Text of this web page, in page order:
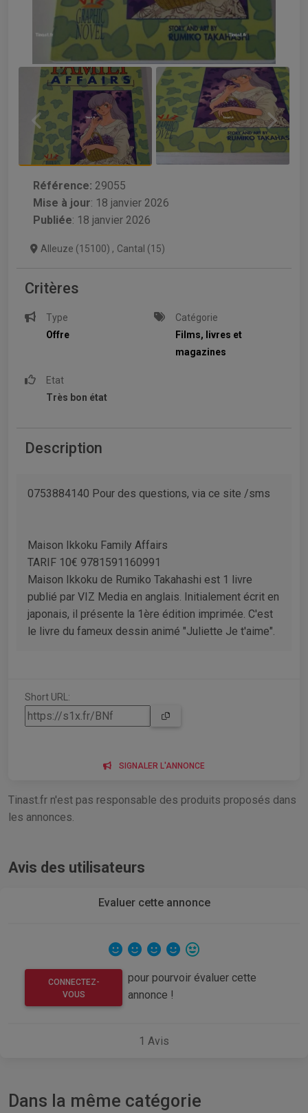
Référence: 29055
Mise à jour: 18 janvier 2026
Publiée: 18 janvier 2026
Alleuze (15100) , Cantal (15)
Critères
Type
Offre
Catégorie
Films, livres et
magazines
Etat
Très bon état
Description
0753884140 Pour des questions, via ce site /sms
Maison Ikkoku Family Affairs
TARIF 10€ 9781591160991
Maison Ikkoku de Rumiko Takahashi est 1 livre
publié par VIZ Media en anglais. Initialement écrit en
japonais, il présente la 1ère édition imprimée. C'est
le livre du fameux dessin animé "Juliette Je t'aime".
Short URL:
SIGNALER L'ANNONCE
Tinast.fr n'est pas responsable des produits proposés dans
les annonces.
Avis des utilisateurs
Evaluer cette annonce
CONNECTEZ-
VOUS
pour pourvoir évaluer cette
annonce !
1 Avis
Dans la même catégorie